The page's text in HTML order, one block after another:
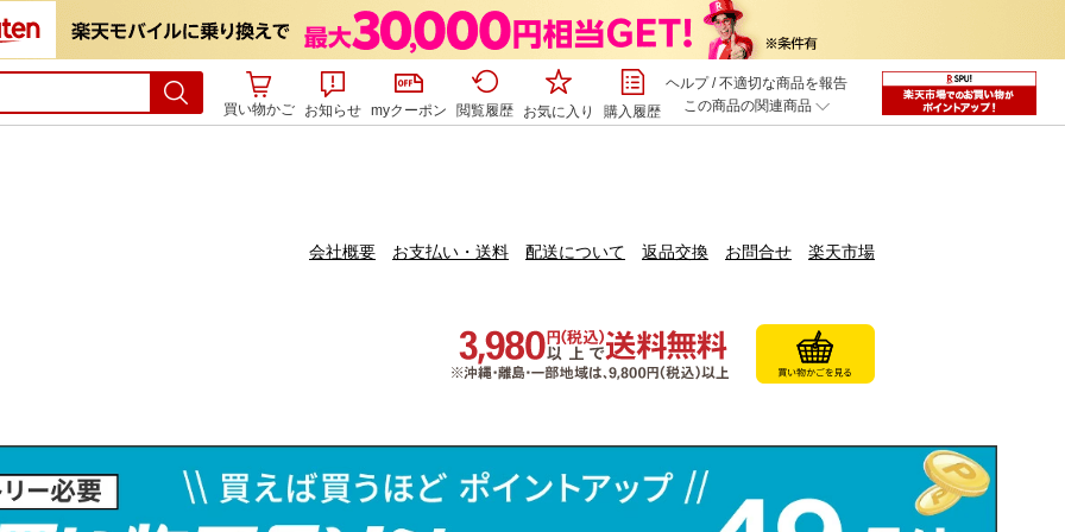
買い物かご お知らせ myクーポン 閲覧履歴 お気に入り 購入履歴
ヘルプ/不適切な商品を報告
この商品の関連商品